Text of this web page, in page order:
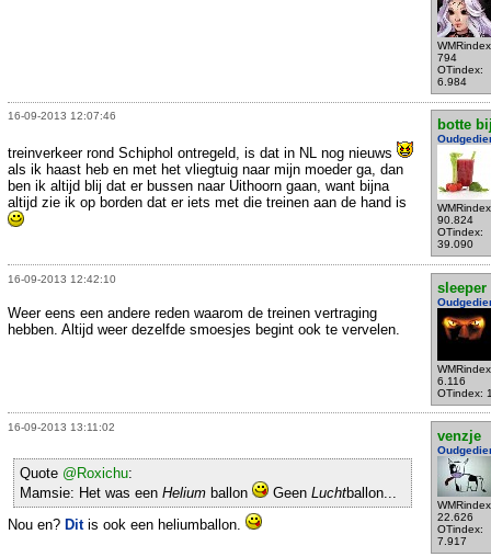
794
OTindex:
6.984
16-09-2013 12:07:46
botte
90.824
OTindex:
39.090
treinverkeer rond Schiphol ontregeld, is dat in NL nog nieuws
als ik haast heb en met het vliegtuig naar mijn moeder ga, dan
ben ik altijd blij dat er bussen naar Uithoorn gaan, want bijna
altijd zie ik op borden dat er iets met die treinen aan de hand is
16-09-2013 12:42:10
sleeper
6.116
OTindex:
Weer eens een andere reden waarom de treinen vertraging
hebben. Altijd weer dezelfde smoesjes begint ook te vervelen.
16-09-2013 13:11:02
venzje
22.626
OTindex:
7.917
Quote @Roxichu:
Mamsie: Het was een Helium ballon Geen Luchtballon...
Nou en? Ditis ook een heliumballon.